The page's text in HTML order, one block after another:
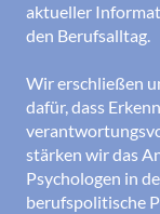
aktueller
den Berufsalltag.
Wir erschließen
dafür, dass
stärken wir das
Psychologen in
berufspolitische